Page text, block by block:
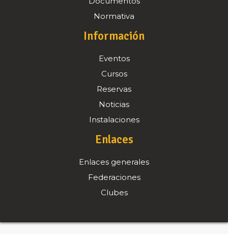
Normativa
Información
Eventos
Cursos
Reservas
Noticias
Instalaciones
Enlaces
Enlaces generales
Federaciones
Clubes